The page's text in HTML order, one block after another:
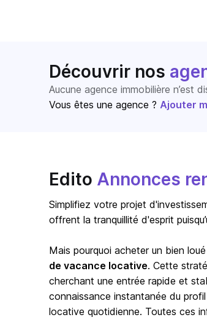
Découvrir nos
Aucune agence immobilière n’est
Vous êtes une agence ? Ajouter
Edito Annonces
Simplifiez votre projet
offrent la tranquillité d'esprit
Mais pourquoi acheter un bien
de vacance locative. Cette
cherchant une entrée rapide et
connaissance instantanée du
locative quotidienne. Toutes ces